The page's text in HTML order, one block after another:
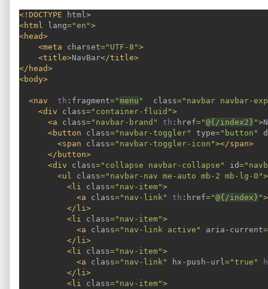
<!DOCTYPE html>
<html
lang="en">
<head>
    <meta
charset="UTF-8">
    <title>
NavBar</title>
</head>
<body>
  <nav
th :fragment="menu " class="navbar navbar-
    <div
class="container-fluid">
      <a
class="navbar-brand" th :href="@{/index2} ">
      <button
class="navbar-toggler" type="button"
        <span
class="navbar-toggler-icon"></span>
      </button>
      <div
class="collapse navbar-collapse" id
        <ul
class="navbar-nav me-auto mb-2 mb-lg-0">
          <li
class="nav-item">
            <a
class="nav-link" th :href="@{/index} ">
          </li>
          <li
class="nav-item">
            <a
class="nav-link active" aria-current
          </li>
          <li
class="nav-item">
            <a
class="nav-link" hx-push-url="true"
          </li>
          <li
class="nav-item">